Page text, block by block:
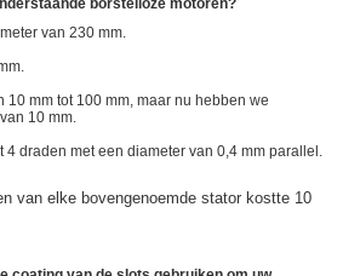
borstelloze motoren?
van 230 mm.
10 mm tot 100 mm, maar nu hebben we
10 mm.
4 draden met een diameter van 0,4 mm parallel.
van elke bovengenoemde stator kostte 10